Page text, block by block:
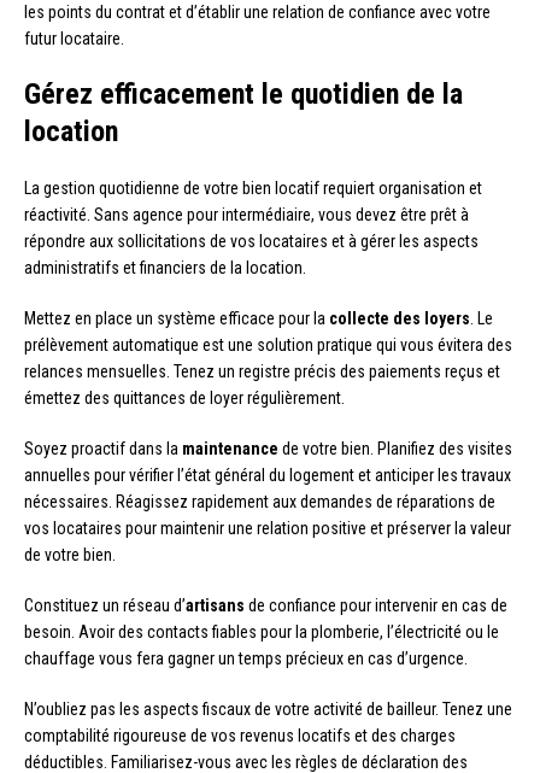
les points du contrat et d’établir une relation de confiance avec votre
futur locataire.
Gérez efficacement le quotidien de la
location
La gestion quotidienne de votre bien locatif requiert organisation et
réactivité. Sans agence pour intermédiaire, vous devez être prêt à
répondre aux sollicitations de vos locataires et à gérer les aspects
administratifs et financiers de la location.
Mettez en place un système efficace pour la collecte des loyers . Le
prélèvement automatique est une solution pratique qui vous évitera des
relances mensuelles. Tenez un registre précis des paiements reçus et
émettez des quittances de loyer régulièrement.
Soyez proactif dans la maintenance de votre bien. Planifiez des visites
annuelles pour vérifier l’état général du logement et anticiper les travaux
nécessaires. Réagissez rapidement aux demandes de réparations de
vos locataires pour maintenir une relation positive et préserver la valeur
de votre bien.
Constituez un réseau d’artisans de confiance pour intervenir en cas de
besoin. Avoir des contacts fiables pour la plomberie, l’électricité ou le
chauffage vous fera gagner un temps précieux en cas d’urgence.
N’oubliez pas les aspects fiscaux de votre activité de bailleur. Tenez une
comptabilité rigoureuse de vos revenus locatifs et des charges
déductibles. Familiarisez-vous avec les règles de déclaration des